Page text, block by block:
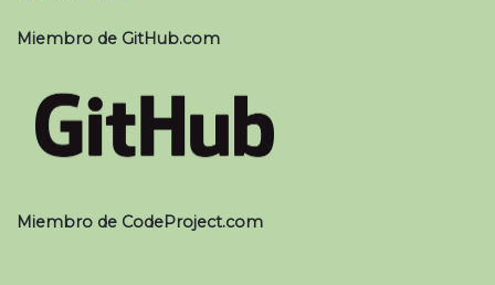
Miembro de GitHub.com
Miembro de CodeProject.com